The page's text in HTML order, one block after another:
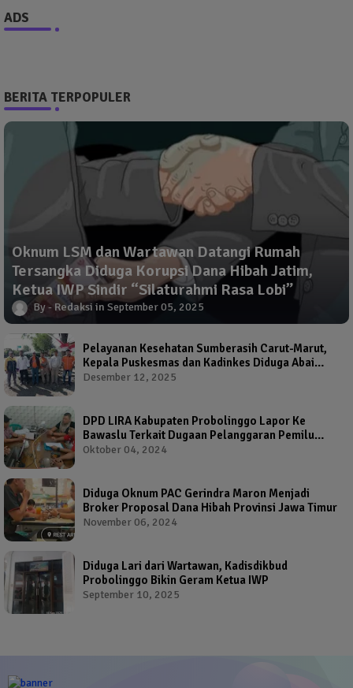
ADS
BERITA TERPOPULER
Oknum LSM dan Wartawan Datangi Rumah
Tersangka Diduga Korupsi Dana Hibah Jatim,
Ketua IWP Sindir “Silaturahmi Rasa Lobi”
Redaksi September 05, 2025
Pelayanan Kesehatan Sumberasih Carut-Marut,
Kepala Puskesmas dan Kadinkes Diduga Abai
Warga Jadi Korban
Desember 12, 2025
DPD LIRA Kabupaten Probolinggo Lapor Ke
Bawaslu Terkait Dugaan Pelanggaran Pemilu
Oleh Salah Satu Calon Wakil Bupati Probolinggo
Oktober 04, 2024
Diduga Oknum PAC Gerindra Maron Menjadi
Broker Proposal Dana Hibah Provinsi Jawa Timur
November 06, 2024
Diduga Lari dari Wartawan, Kadisdikbud
Probolinggo Bikin Geram Ketua IWP
September 10, 2025